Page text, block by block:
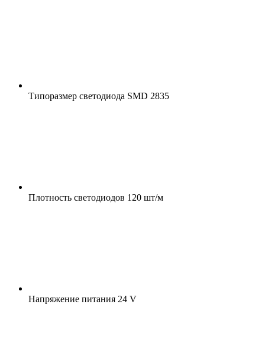
Типоразмер светодиода SMD 2835
Плотность светодиодов 120 шт/м
Напряжение питания 24 V